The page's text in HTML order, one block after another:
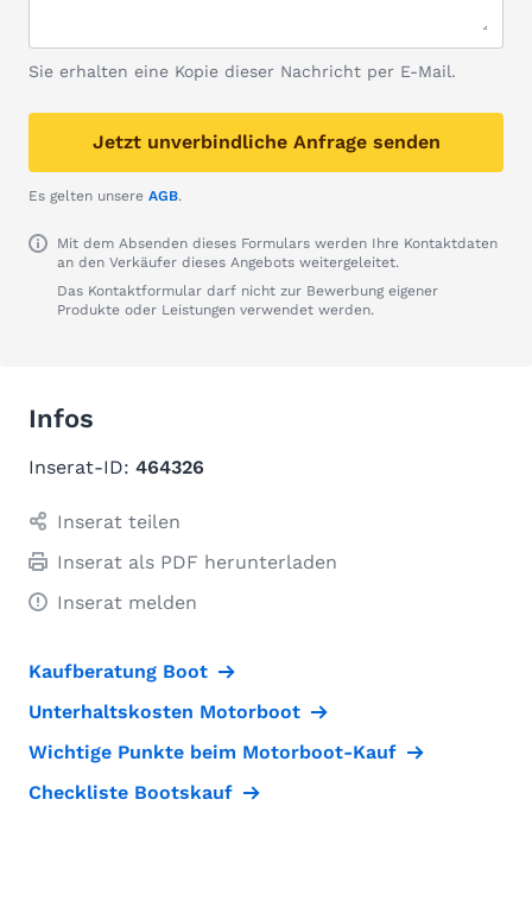
Sie erhalten eine Kopie dieser Nachricht per E-Mail.
Jetzt unverbindliche Anfrage senden
Es gelten unsere AGB.
Mit dem Absenden dieses Formulars werden Ihre Kontaktdaten
an den Verkäufer dieses Angebots weitergeleitet.
Das Kontaktformular darf nicht zur Bewerbung eigener
Produkte oder Leistungen verwendet werden.
Infos
Inserat-ID: 464326
Inserat teilen
Inserat als PDF herunterladen
Inserat melden
Kaufberatung Boot
Unterhaltskosten Motorboot
Wichtige Punkte beim Motorboot-Kauf
Checkliste Bootskauf